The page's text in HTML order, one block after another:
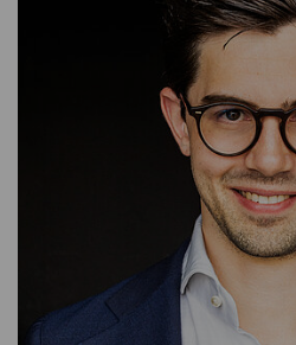
INVESTMENT MANAGER
SARA FUND